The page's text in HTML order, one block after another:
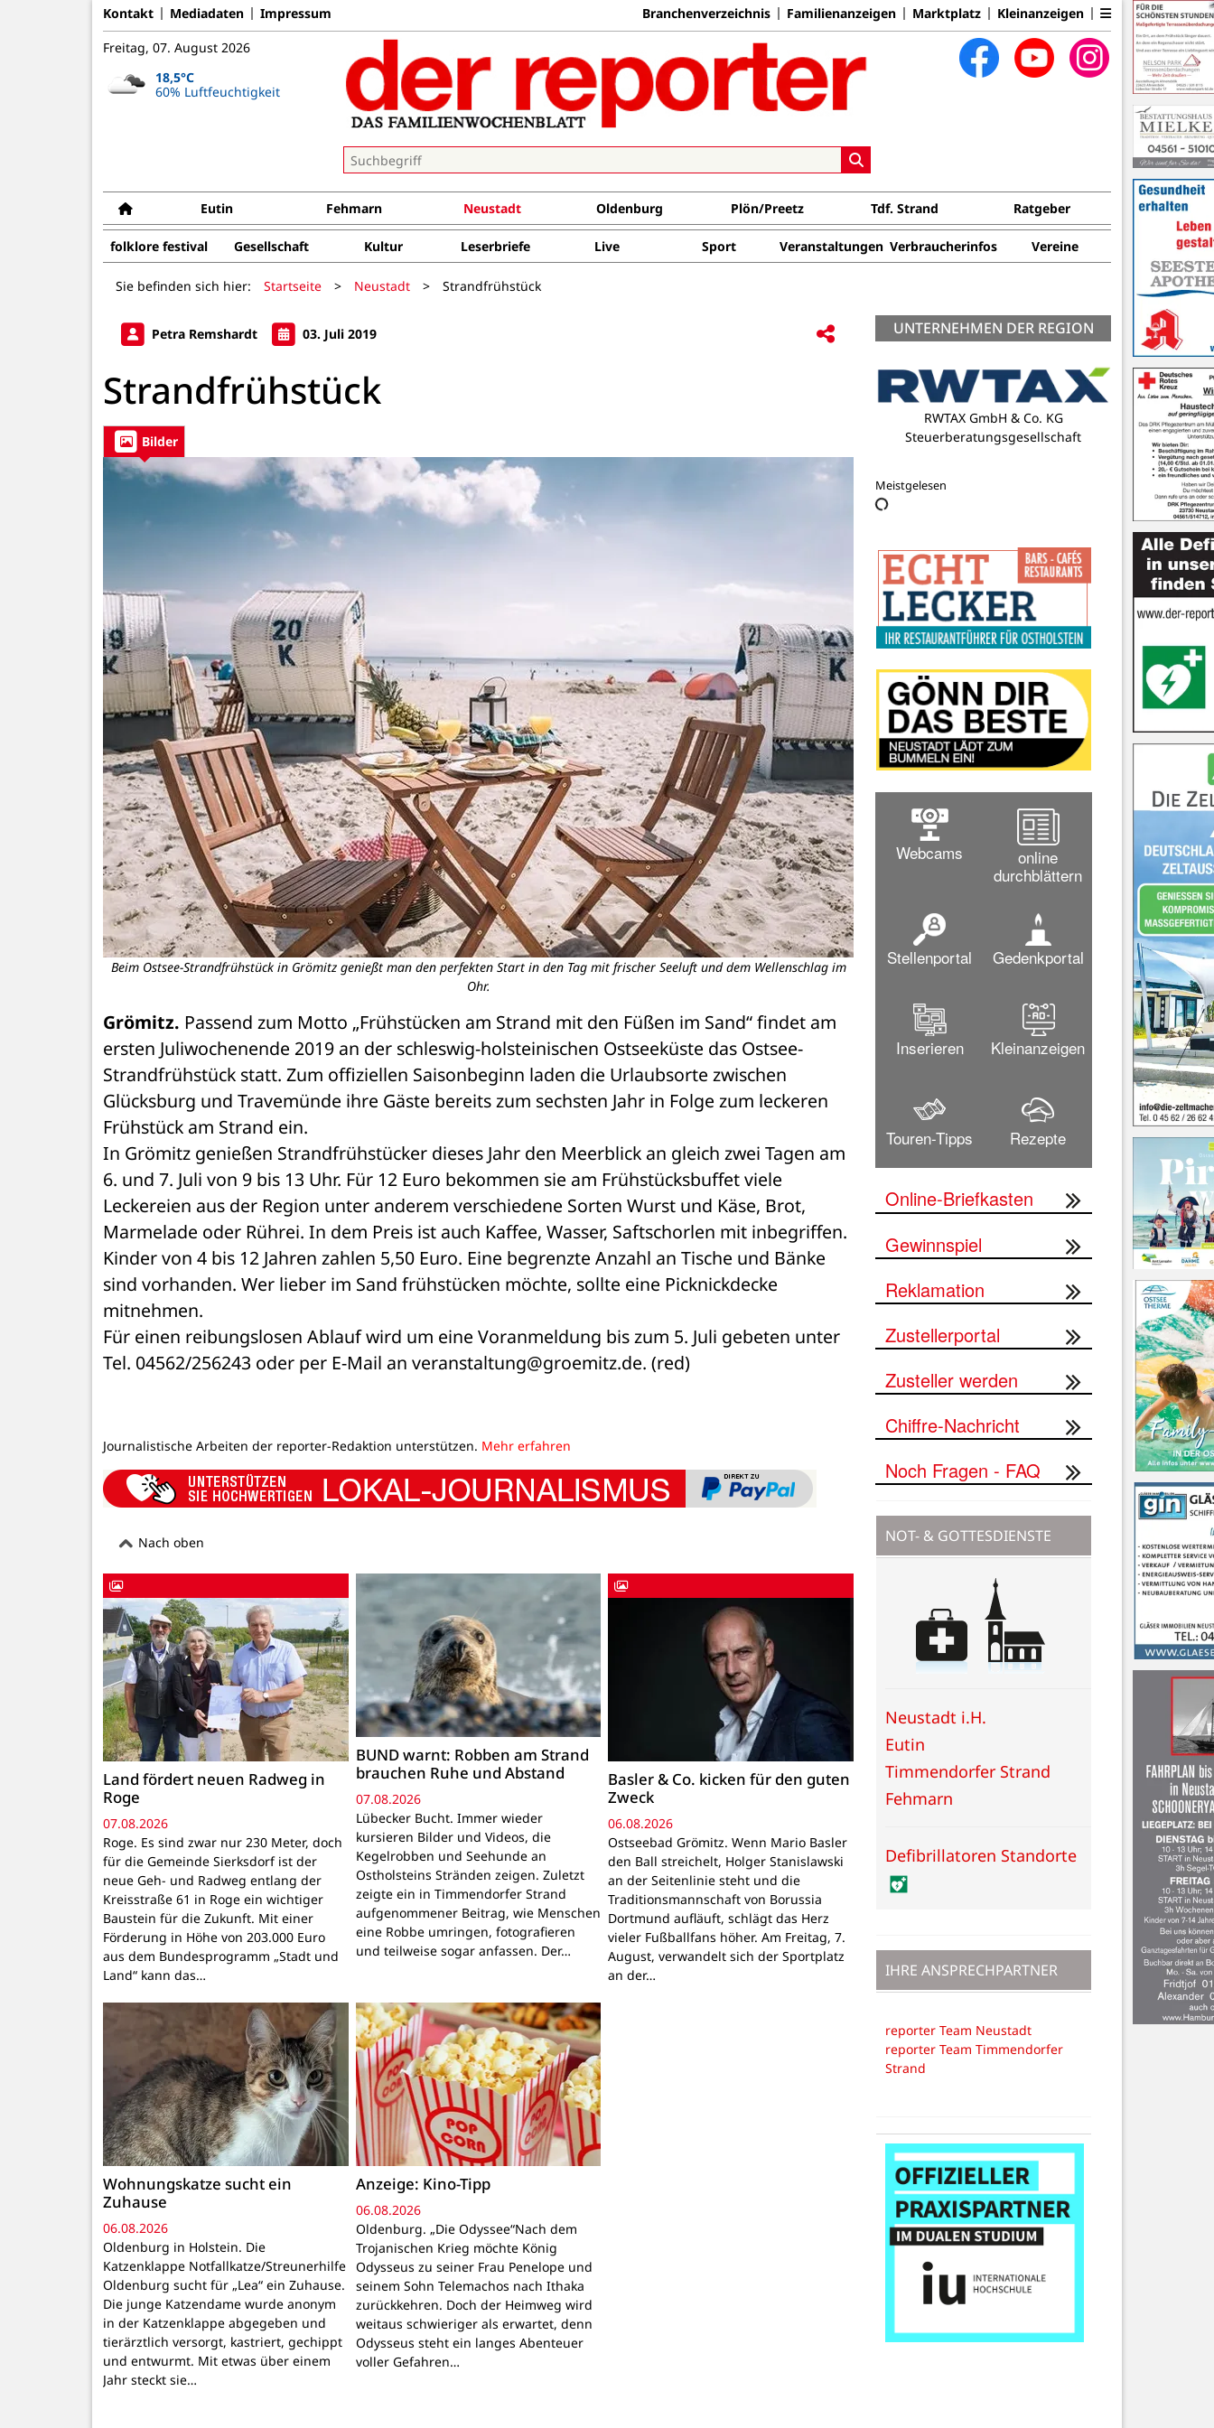
Kontakt Mediadaten Impressum Branchenverzeichnis Familienanzeigen Marktplatz Kleinanzeigen
Freitag, 07. August 2026
18,5°C
60% Luftfeuchtigkeit
Eutin Fehmarn Neustadt Oldenburg Plön/Preetz Tdf. Strand Ratgeber
folklore festival Gesellschaft Kultur Leserbriefe Live Sport Veranstaltungen Verbraucherinfos Vereine
Sie befinden sich hier: Startseite > Neustadt > Strandfrühstück
Petra Remshardt 03. Juli 2019
Strandfrühstück
Bilder
Beim Ostsee-Strandfrühstück in Grömitz genießt man den perfekten Start in den Tag mit frischer Seeluft und dem Wellenschlag im
Ohr.
Grömitz. Passend zum Motto „Frühstücken am Strand mit den Füßen im Sand“ findet am
ersten Juliwochenende 2019 an der schleswig-holsteinischen Ostseeküste das Ostsee-
Strandfrühstück statt. Zum offiziellen Saisonbeginn laden die Urlaubsorte zwischen
Glücksburg und Travemünde ihre Gäste bereits zum sechsten Jahr in Folge zum leckeren
Frühstück am Strand ein.
In Grömitz genießen Strandfrühstücker dieses Jahr den Meerblick an gleich zwei Tagen am
6. und 7. Juli von 9 bis 13 Uhr. Für 12 Euro bekommen sie am Frühstücksbuffet viele
Leckereien aus der Region unter anderem verschiedene Sorten Wurst und Käse, Brot,
Marmelade oder Rührei. In dem Preis ist auch Kaffee, Wasser, Saftschorlen mit inbegriffen.
Kinder von 4 bis 12 Jahren zahlen 5,50 Euro. Eine begrenzte Anzahl an Tische und Bänke
sind vorhanden. Wer lieber im Sand frühstücken möchte, sollte eine Picknickdecke
mitnehmen.
Für einen reibungslosen Ablauf wird um eine Voranmeldung bis zum 5. Juli gebeten unter
Tel. 04562/256243 oder per E-Mail an veranstaltung@groemitz.de. (red)
Journalistische Arbeiten der reporter-Redaktion unterstützen. Mehr erfahren
Nach oben
Land fördert neuen Radweg in
Roge
07.08.2026
Roge. Es sind zwar nur 230 Meter, doch
für die Gemeinde Sierksdorf ist der
neue Geh- und Radweg entlang der
Kreisstraße 61 in Roge ein wichtiger
Baustein für die Zukunft. Mit einer
Förderung in Höhe von 203.000 Euro
aus dem Bundesprogramm „Stadt und
Land“ kann das…
BUND warnt: Robben am Strand
brauchen Ruhe und Abstand
07.08.2026
Lübecker Bucht. Immer wieder
kursieren Bilder und Videos, die
Kegelrobben und Seehunde an
Ostholsteins Stränden zeigen. Zuletzt
zeigte ein in Timmendorfer Strand
aufgenommener Beitrag, wie Menschen
eine Robbe umringen, fotografieren
und teilweise sogar anfassen. Der…
Basler & Co. kicken für den guten
Zweck
06.08.2026
Ostseebad Grömitz. Wenn Mario Basler
den Ball streichelt, Holger Stanislawski
an der Seitenlinie steht und die
Traditionsmannschaft von Borussia
Dortmund aufläuft, schlägt das Herz
vieler Fußballfans höher. Am Freitag, 7.
August, verwandelt sich der Sportplatz
an der…
Wohnungskatze sucht ein
Zuhause
06.08.2026
Oldenburg in Holstein. Die
Katzenklappe Notfallkatze/Streunerhilfe
Oldenburg sucht für „Lea“ ein Zuhause.
Die junge Katzendame wurde anonym
in der Katzenklappe abgegeben und
tierärztlich versorgt, kastriert, gechippt
und entwurmt. Mit etwas über einem
Jahr steckt sie…
Anzeige: Kino-Tipp
06.08.2026
Oldenburg. „Die Odyssee“Nach dem
Trojanischen Krieg möchte König
Odysseus zu seiner Frau Penelope und
seinem Sohn Telemachos nach Ithaka
zurückkehren. Doch der Heimweg wird
weitaus schwieriger als erwartet, denn
Odysseus steht ein langes Abenteuer
voller Gefahren…
UNTERNEHMEN DER REGION
Koppitz Immobilien GmbH
Meistgelesen
Webcams
online
durchblättern
Stellenportal Gedenkportal
Inserieren Kleinanzeigen
Touren-Tipps Rezepte
Online-Briefkasten
Gewinnspiel
Reklamation
Zustellerportal
Zusteller werden
Chiffre-Nachricht
Noch Fragen - FAQ
NOT- & GOTTESDIENSTE
Neustadt i.H.
Eutin
Timmendorfer Strand
Fehmarn
Defibrillatoren Standorte
IHRE ANSPRECHPARTNER
reporter Team Neustadt
reporter Team Timmendorfer
Strand